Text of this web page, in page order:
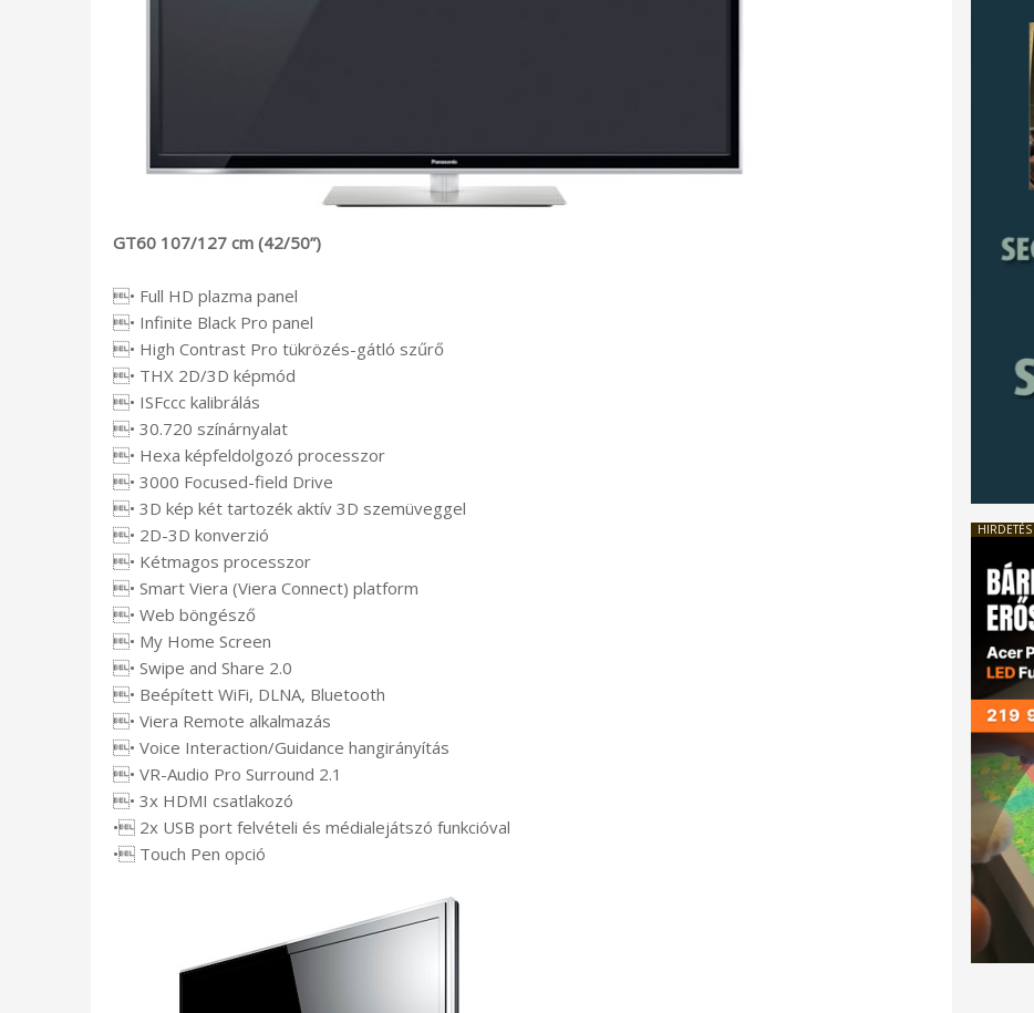
GT60 107/127 cm (42/50”)
• Full HD plazma panel
• Infinite Black Pro panel
• High Contrast Pro tükrözés-gátló szűrő
• THX 2D/3D képmód
• ISFccc kalibrálás
• 30.720 színárnyalat
• Hexa képfeldolgozó processzor
• 3000 Focused-field Drive
• 3D kép két tartozék aktív 3D szemüveggel
• 2D-3D konverzió
• Kétmagos processzor
• Smart Viera (Viera Connect) platform
• Web böngésző
• My Home Screen
• Swipe and Share 2.0
• Beépített WiFi, DLNA, Bluetooth
• Viera Remote alkalmazás
• Voice Interaction/Guidance hangirányítás
• VR-Audio Pro Surround 2.1
• 3x HDMI csatlakozó
• 2x USB port felvételi és médialejátszó funkcióval
• Touch Pen opció
HIRDETÉS